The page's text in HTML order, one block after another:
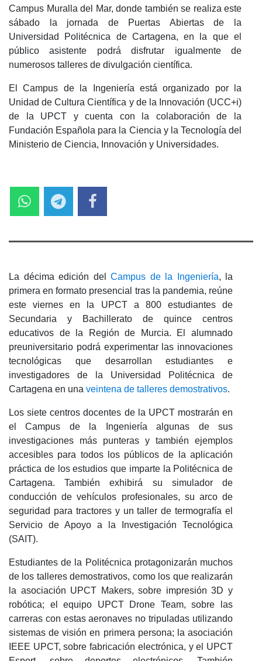
Campus Muralla del Mar, donde también se realiza este
sábado la jornada de Puertas Abiertas de la
Universidad Politécnica de Cartagena, en la que el
público asistente podrá disfrutar igualmente de
numerosos talleres de divulgación científica.
El Campus de la Ingeniería está organizado por la
Unidad de Cultura Científica y de la Innovación (UCC+i)
de la UPCT y cuenta con la colaboración de la
Fundación Española para la Ciencia y la Tecnología del
Ministerio de Ciencia, Innovación y Universidades.
La décima edición del Campus de la Ingeniería, la
primera en formato presencial tras la pandemia, reúne
este viernes en la UPCT a 800 estudiantes de
Secundaria y Bachillerato de quince centros
educativos de la Región de Murcia. El alumnado
preuniversitario podrá experimentar las innovaciones
tecnológicas que desarrollan estudiantes e
investigadores de la Universidad Politécnica de
Cartagena en una veintena de talleres demostrativos.
Los siete centros docentes de la UPCT mostrarán en
el Campus de la Ingeniería algunas de sus
investigaciones más punteras y también ejemplos
accesibles para todos los públicos de la aplicación
práctica de los estudios que imparte la Politécnica de
Cartagena. También exhibirá su simulador de
conducción de vehículos profesionales, su arco de
seguridad para tractores y un taller de termografía el
Servicio de Apoyo a la Investigación Tecnológica
(SAIT).
Estudiantes de la Politécnica protagonizarán muchos
de los talleres demostrativos, como los que realizarán
la asociación UPCT Makers, sobre impresión 3D y
robótica; el equipo UPCT Drone Team, sobre las
carreras con estas aeronaves no tripuladas utilizando
sistemas de visión en primera persona; la asociación
IEEE UPCT, sobre fabricación electrónica, y el UPCT